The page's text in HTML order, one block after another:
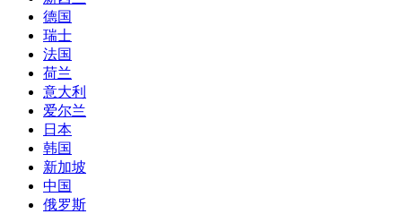
德国
瑞士
法国
荷兰
意大利
爱尔兰
日本
韩国
新加坡
中国
俄罗斯